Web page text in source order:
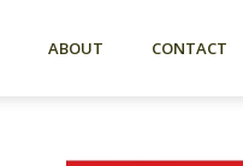
ABOUT CONTACT